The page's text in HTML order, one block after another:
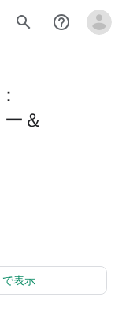
search help_outline
＆
表示